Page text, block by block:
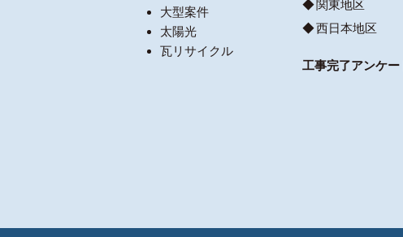
大型案件
太陽光
瓦リサイクル
関東地区
西日本地区
工事完了アンケー